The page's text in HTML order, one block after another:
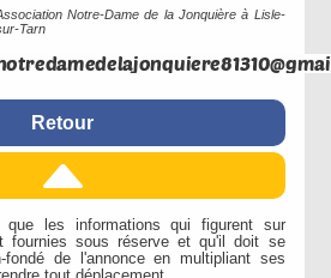
Notre-Dame de la Jonquière à Lisle-
Tarn
Retour
que les informations qui figurent sur
sous réserve et qu'il doit se
fondé de l'annonce en multipliant ses